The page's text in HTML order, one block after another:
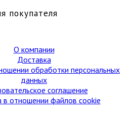
покупателя
О компании
Доставка
обработки персональных
данных
соглашение
в отношении файлов cookie